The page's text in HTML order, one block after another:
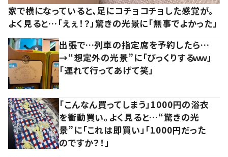
家で横になっていると、足にコチョコチョした感覚が。
よく見ると…「えぇ！？」驚きの光景に「無事でよかった」
出張で…列車の指定席を予約したら…
→“想定外の光景”に「びっくりするｗｗ」
「連れて行ってあげて笑」
「こんなん買ってしまう」1000円の浴衣
を衝動買い。よく見ると…“驚きの光
景”に「これは即買い」「1000円だった
のですか？！」